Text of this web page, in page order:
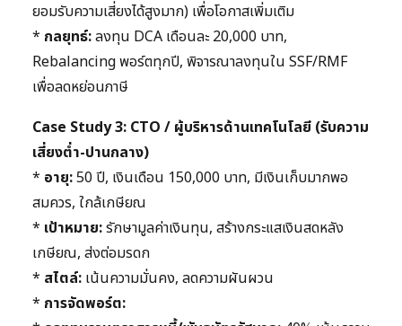
ยอมรับความเสี่ยงได้สูงมาก) เพื่อโอกาสเพิ่มเติม
* กลยุทธ์:ลงทุน DCA เดือนละ 20,000 บาท,
Rebalancing พอร์ตทุกปี, พิจารณาลงทุนใน SSF/RMF
เพื่อลดหย่อนภาษี
Case Study 3: CTO / ผู้บริหารด้านเทคโนโลยี (รับความ
เสี่ยงต่ำ-ปานกลาง)
* อายุ:50 ปี, เงินเดือน 150,000 บาท, มีเงินเก็บมากพอ
สมควร, ใกล้เกษียณ
* เป้าหมาย:รักษามูลค่าเงินทุน, สร้างกระแสเงินสดหลัง
เกษียณ, ส่งต่อมรดก
* สไตล์: เน้นความมั่นคง, ลดความผันผวน
* การจัดพอร์ต: